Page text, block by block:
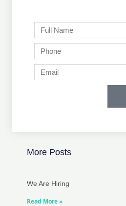
Full
Name
Phone
Email
More Posts
We Are Hiring
Read More »